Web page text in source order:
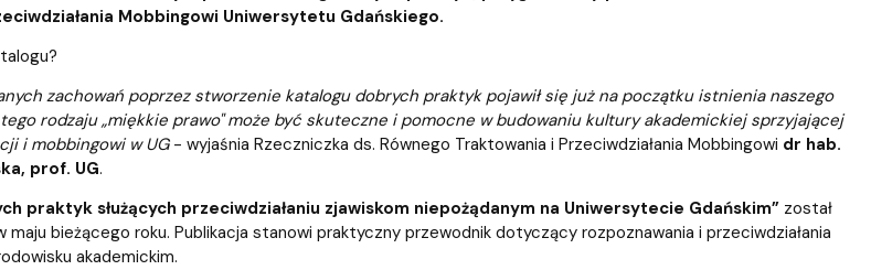
Mobbingowi Uniwersytetu Gdańskiego.
zachowań poprzez stworzenie katalogu dobrych praktyk pojawił się już na początku istnienia naszego
tego rodzaju „miękkie prawo" może być skuteczne i pomocne w budowaniu kultury akademickiej sprzyjającej
i mobbingowi w UG- wyjaśnia Rzeczniczka ds. Równego Traktowania i Przeciwdziałania Mobbingowi dr hab.
prof. UG.
praktyk służących przeciwdziałaniu zjawiskom niepożądanym na Uniwersytecie Gdańskim” został
bieżącego roku. Publikacja stanowi praktyczny przewodnik dotyczący rozpoznawania i przeciwdziałania
akademickim.